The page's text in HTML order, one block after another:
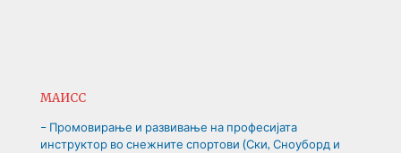
МАИСС
– Промовирање и развивање на професијата
инструктор во снежните спортови (Ски, Сноуборд и